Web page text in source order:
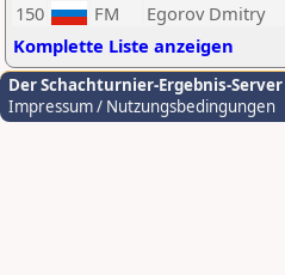
150
FM Egorov Dmitry
Komplette Liste anzeigen
Der Schachturnier-Ergebnis-Server
Impressum / Nutzungsbedingungen